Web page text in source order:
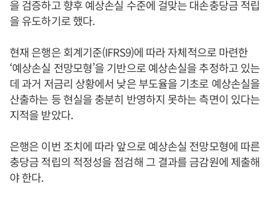
을 검증하고 향후 예상손실 수준에 걸맞는 대손충당금 적립
을 유도하기로 했다.
현재 은행은 회계기준(IFRS9)에 따라 자체적으로 마련한
‘예상손실 전망모형’을 기반으로 예상손실을 추정하고 있는
데 과거 저금리 상황에서 낮은 부도율을 기초로 예상손실을
산출하는 등 현실을 충분히 반영하지 못하는 측면이 있다는
지적을 받았다.
은행은 이번 조치에 따라 앞으로 예상손실 전망모형에 따른
충당금 적립의 적정성을 점검해 그 결과를 금감원에 제출해
야 한다.